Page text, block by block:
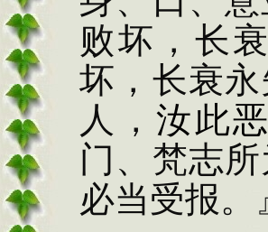
败坏，长
坏，长衰
人， 汝此恶
门、梵志
必当受报。